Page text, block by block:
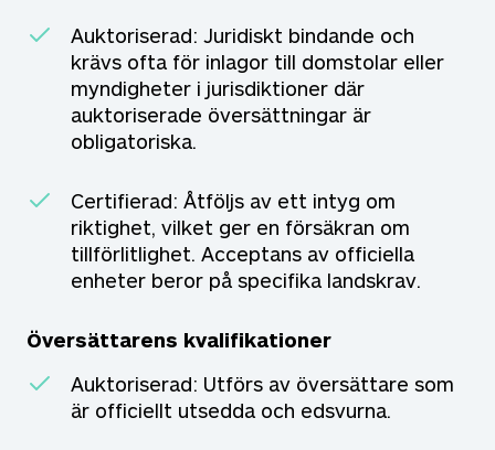
Auktoriserad: Juridiskt bindande och
krävs ofta för inlagor till domstolar eller
myndigheter i jurisdiktioner där
auktoriserade översättningar är
obligatoriska.
Certifierad: Åtföljs av ett intyg om
riktighet, vilket ger en försäkran om
tillförlitlighet. Acceptans av officiella
enheter beror på specifika landskrav.
Översättarens kvalifikationer
Auktoriserad: Utförs av översättare som
är officiellt utsedda och edsvurna.